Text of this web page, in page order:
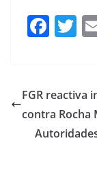
F
e
b
o
T
er
FGR reactiva
contra Rocha